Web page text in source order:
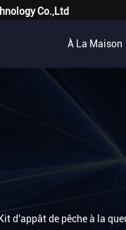
Co.,Ltd
À La Maison
Kit d'appât de pêche à la